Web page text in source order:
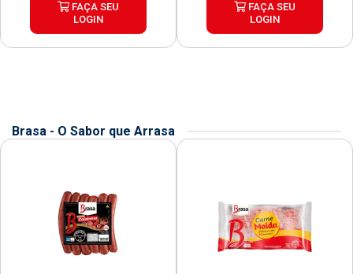
FAÇA SEU
LOGIN
FAÇA SEU
LOGIN
Brasa - O Sabor que Arrasa